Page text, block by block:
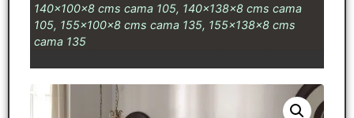
140x100x8 cms cama 105, 140x138x8 cms cama
105, 155x100x8 cms cama 135, 155x138x8 cms
cama 135